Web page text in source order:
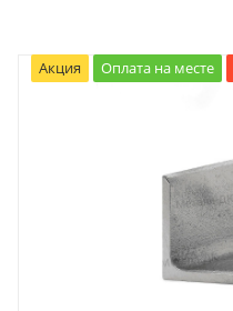
Акция Оплата на месте